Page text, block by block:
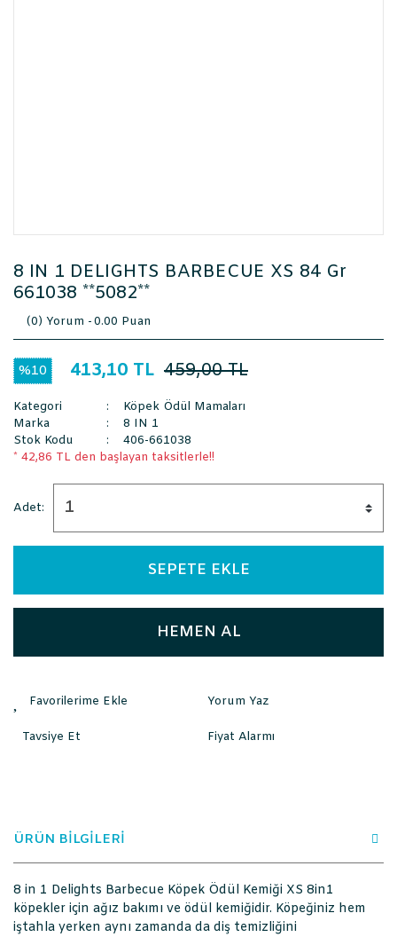
8 IN 1 DELIGHTS BARBECUE XS 84 Gr
661038 **5082**
(0) Yorum -0.00 Puan
%10 413,10 TL 459,00 TL
Kategori
Köpek Ödül Mamaları
Marka
8 IN 1
Stok Kodu
406-661038
* 42,86 TL den başlayan taksitlerle!!
Adet:
SEPETE EKLE
HEMEN AL
Yorum Yaz
Tavsiye Et Fiyat Alarmı
ÜRÜN BİLGİLERİ
8 in 1 Delights Barbecue Köpek Ödül Kemiği XS 8in1
köpekler için ağız bakımı ve ödül kemiğidir. Köpeğiniz hem
iştahla yerken aynı zamanda da diş temizliğini